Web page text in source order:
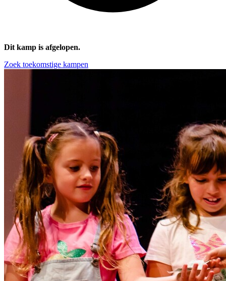
Dit kamp is afgelopen.
Zoek toekomstige kampen